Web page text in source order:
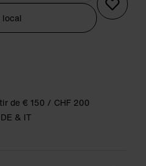
local
de € 150 / CHF 200
& IT